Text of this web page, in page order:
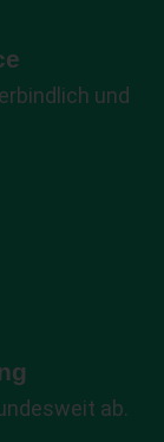
und
ab.